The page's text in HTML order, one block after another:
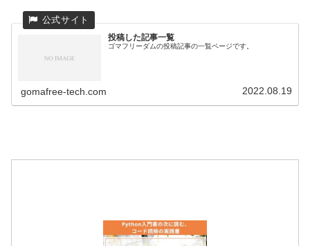
投稿した記事一覧
ゴマフリーダムの投稿記事の一覧ページです。
gomafree-tech.com 2022.08.19